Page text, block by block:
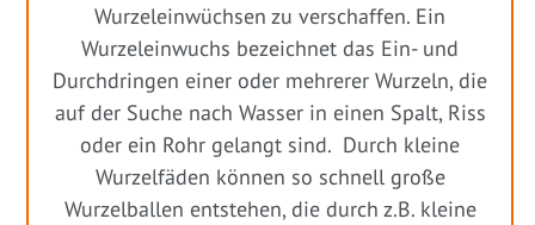
Wurzeleinwüchsen zu verschaffen. Ein
Wurzeleinwuchs bezeichnet das Ein- und
Durchdringen einer oder mehrerer Wurzeln, die
auf der Suche nach Wasser in einen Spalt, Riss
oder ein Rohr gelangt sind. Durch kleine
Wurzelfäden können so schnell große
Wurzelballen entstehen, die durch z.B. kleine